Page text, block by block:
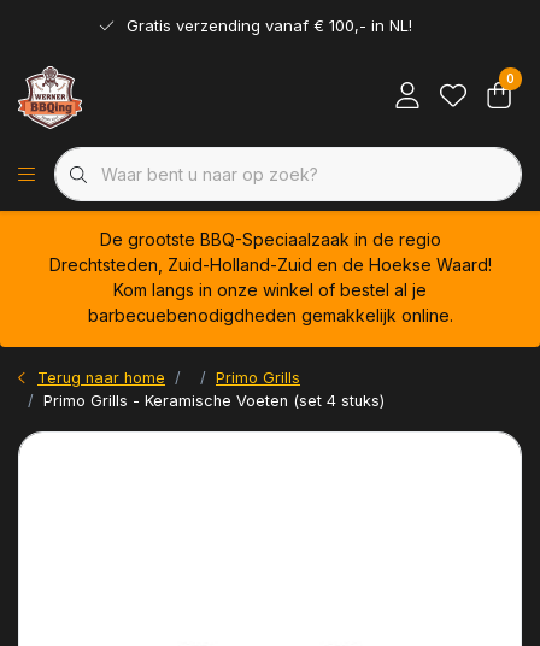
Gratis verzending vanaf € 100,- in NL!
0
De grootste BBQ-Speciaalzaak in de regio
Drechtsteden, Zuid-Holland-Zuid en de Hoekse Waard!
Kom langs in onze winkel of bestel al je
barbecuebenodigdheden gemakkelijk online.
Terug naar home
Primo Grills
Primo Grills - Keramische Voeten (set 4 stuks)